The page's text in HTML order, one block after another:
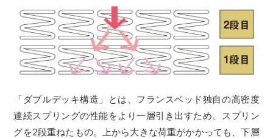
「ダブルデッキ構造」とは、フランスベッド独自の高密度
連続スプリングの性能をより一層引き出すため、スプリン
グを2段重ねたもの。上から大きな荷重がかかっても、下層